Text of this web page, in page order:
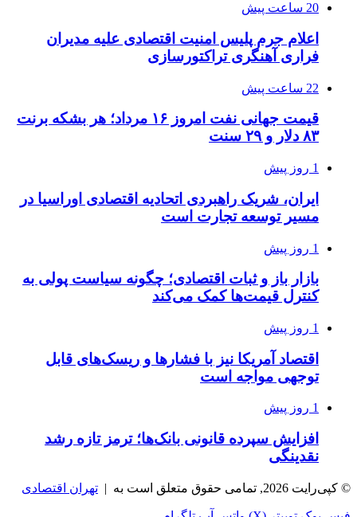
20 ساعت پیش
اعلام جرم پلیس امنیت اقتصادی علیه مدیران
فراری آهنگری تراکتورسازی
22 ساعت پیش
قیمت جهانی نفت امروز ۱۶ مرداد؛ هر بشکه برنت
۸۳ دلار و ۲۹ سنت
1 روز پیش
ایران، شریک راهبردی اتحادیه اقتصادی اوراسیا در
مسیر توسعه تجارت است
1 روز پیش
بازار باز و ثبات اقتصادی؛ چگونه سیاست پولی به
کنترل قیمت‌ها کمک می‌کند
1 روز پیش
اقتصاد آمریکا نیز با فشارها و ریسک‌های قابل
توجهی مواجه است
1 روز پیش
افزایش سپرده قانونی بانک‌ها؛ ترمز تازه رشد
نقدینگی
© کپی‌رایت 2026, تمامی حقوق متعلق است به | تهران اقتصادی